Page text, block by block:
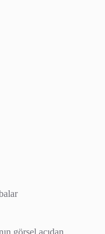
görsel açıdan